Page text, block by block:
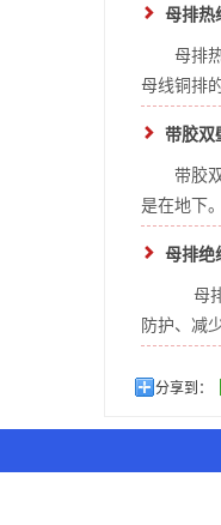
母排热
母排
母线铜排
带胶双
带胶
是在地下
母排绝
母
防护、减
分享到：